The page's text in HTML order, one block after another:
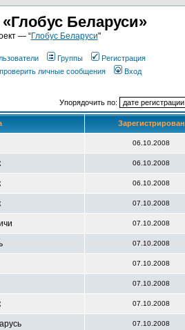
Беларуси»
— “Глобус Беларуси"
Группы
Регистрация
личные сообщения Вход
Упорядочить по:
Зарегистрирован
06.10.2008
06.10.2008
06.10.2008
07.10.2008
07.10.2008
07.10.2008
07.10.2008
07.10.2008
07.10.2008
07.10.2008